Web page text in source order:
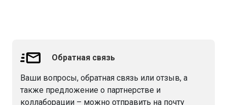
Обратная связь
Ваши вопросы, обратная связь или отзыв, а
также предложение о партнерстве и
коллаборации – можно отправить на почту